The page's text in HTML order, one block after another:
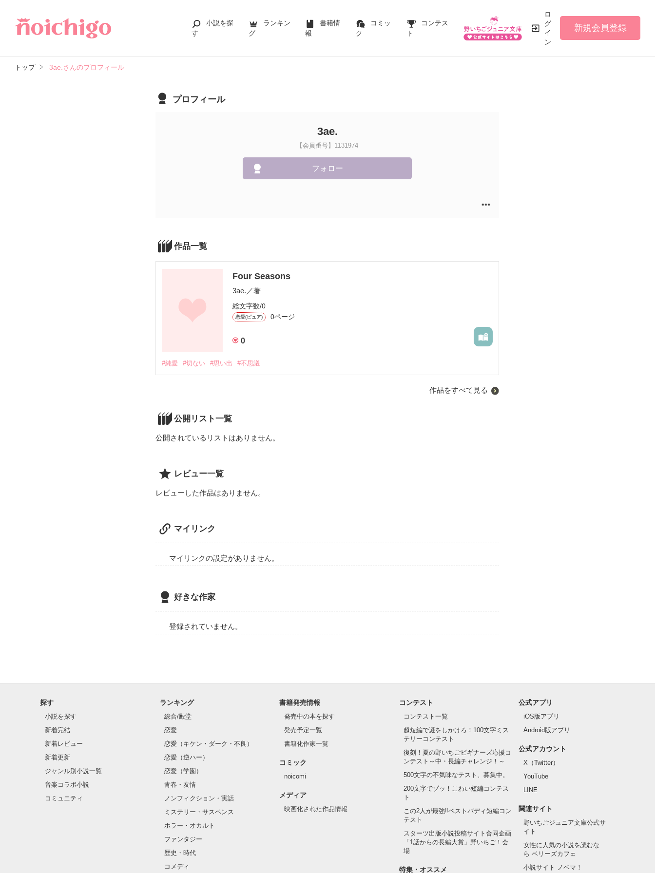
小説を探
す
ランキン
グ
書籍情
報
コミッ
ク
コンテス
ト
ロ
グ
イ
ン
新規会員登録
トップ 3ae.さんのプロフィール
プロフィール
3ae.
【会員番号】1131974
フォロー
作品一覧
Four Seasons
3ae.／著
総文字数/0
恋愛(ピュア) 0ページ
0
#純愛 #切ない #思い出 #不思議
作品をすべて見る
公開リスト一覧
公開されているリストはありません。
レビュー一覧
レビューした作品はありません。
マイリンク
マイリンクの設定がありません。
好きな作家
登録されていません。
探す
小説を探す
新着完結
新着レビュー
新着更新
ジャンル別小説一覧
音楽コラボ小説
コミュニティ
ランキング
総合/殿堂
恋愛
恋愛（キケン・ダーク・不良）
恋愛（逆ハー）
恋愛（学園）
青春・友情
ノンフィクション・実話
ミステリー・サスペンス
ホラー・オカルト
ファンタジー
歴史・時代
コメディ
書籍発売情報
発売中の本を探す
発売予定一覧
書籍化作家一覧
コミック
noicomi
メディア
映画化された作品情報
コンテスト
コンテスト一覧
超短編で謎をしかけろ！100文字ミス
テリーコンテスト
復刻！夏の野いちごビギナーズ応援コ
ンテスト～中・長編チャレンジ！～
500文字の不気味なテスト、募集中。
200文字でゾッ！こわい短編コンテス
ト
この2人が最強‼ベストバディ短編コン
テスト
スターツ出版小説投稿サイト合同企画
「1話からの長編大賞」野いちご！会
場
特集・オススメ
公式アプリ
iOS版アプリ
Android版アプリ
公式アカウント
X（Twitter）
YouTube
LINE
関連サイト
野いちごジュニア文庫公式サ
イト
女性に人気の小説を読むな
ら ベリーズカフェ
小説サイト ノベマ！